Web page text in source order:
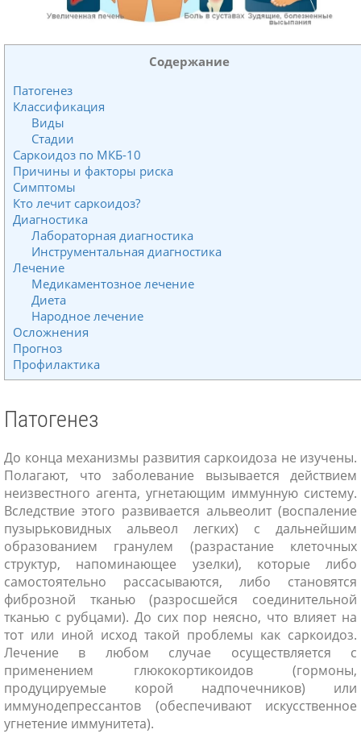
Содержание
Патогенез
Классификация
Виды
Стадии
Саркоидоз по МКБ-10
Причины и факторы риска
Симптомы
Кто лечит саркоидоз?
Диагностика
Лабораторная диагностика
Инструментальная диагностика
Лечение
Медикаментозное лечение
Диета
Народное лечение
Осложнения
Прогноз
Профилактика
Патогенез
До конца механизмы развития саркоидоза не изучены.
Полагают, что заболевание вызывается действием
неизвестного агента, угнетающим иммунную систему.
Вследствие этого развивается альвеолит (воспаление
пузырьковидных альвеол легких) с дальнейшим
образованием гранулем (разрастание клеточных
структур, напоминающее узелки), которые либо
самостоятельно рассасываются, либо становятся
фиброзной тканью (разросшейся соединительной
тканью с рубцами). До сих пор неясно, что влияет на
тот или иной исход такой проблемы как саркоидоз.
Лечение в любом случае осуществляется с
применением глюкокортикоидов (гормоны,
продуцируемые корой надпочечников) или
иммунодепрессантов (обеспечивают искусственное
угнетение иммунитета).